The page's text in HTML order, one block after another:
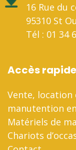
16 Rue du
95310 St
Tél : 01 34
Accès rapide
Vente, location
manutention
Matériels de
Chariots